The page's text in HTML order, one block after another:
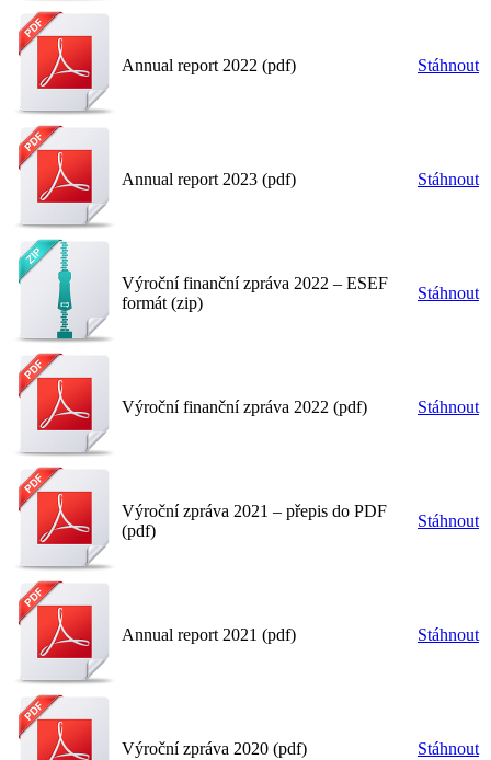
Annual report 2022 (pdf) Stáhnout
Annual report 2023 (pdf) Stáhnout
Výroční finanční zpráva 2022 – ESEF
formát (zip)
Stáhnout
Výroční finanční zpráva 2022 (pdf) Stáhnout
Výroční zpráva 2021 – přepis do PDF
(pdf)
Stáhnout
Annual report 2021 (pdf) Stáhnout
Výroční zpráva 2020 (pdf) Stáhnout